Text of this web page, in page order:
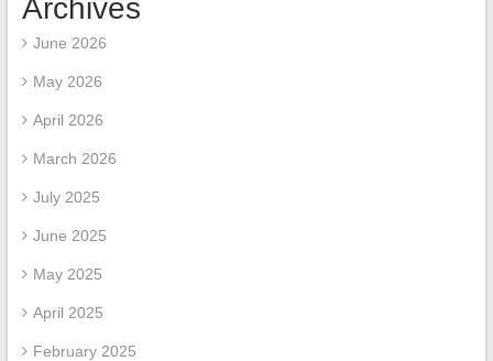
Archives
June 2026
May 2026
April 2026
March 2026
July 2025
June 2025
May 2025
April 2025
February 2025